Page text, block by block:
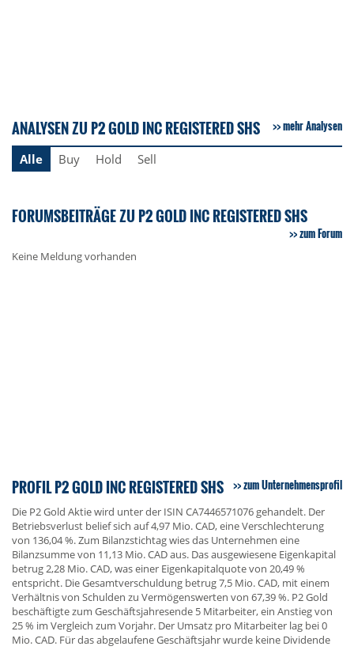
ANALYSEN ZU P2 GOLD INC REGISTERED SHS mehr Analysen
Alle Buy Hold Sell
FORUMSBEITRÄGE ZU P2 GOLD INC REGISTERED SHS
zum Forum
Keine Meldung vorhanden
PROFIL P2 GOLD INC REGISTERED SHS zum Unternehmensprofil
Die P2 Gold Aktie wird unter der ISIN CA7446571076 gehandelt. Der
Betriebsverlust belief sich auf 4,97 Mio. CAD, eine Verschlechterung
von 136,04 %. Zum Bilanzstichtag wies das Unternehmen eine
Bilanzsumme von 11,13 Mio. CAD aus. Das ausgewiesene Eigenkapital
betrug 2,28 Mio. CAD, was einer Eigenkapitalquote von 20,49 %
entspricht. Die Gesamtverschuldung betrug 7,5 Mio. CAD, mit einem
Verhältnis von Schulden zu Vermögenswerten von 67,39 %. P2 Gold
beschäftigte zum Geschäftsjahresende 5 Mitarbeiter, ein Anstieg von
25 % im Vergleich zum Vorjahr. Der Umsatz pro Mitarbeiter lag bei 0
Mio. CAD. Für das abgelaufene Geschäftsjahr wurde keine Dividende